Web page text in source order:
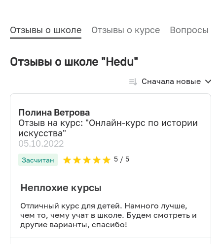
Отзывы о школе Отзывы о курсе Вопросы и
Отзывы о школе "Hedu"
Сначала новые
Полина Ветрова
Отзыв на курс: "Онлайн-курс по истории
искусства"
05.10.2022
Засчитан 5/ 5
Неплохие курсы
Отличный курс для детей. Намного лучше,
чем то, чему учат в школе. Будем смотреть и
другие варианты, спасибо!